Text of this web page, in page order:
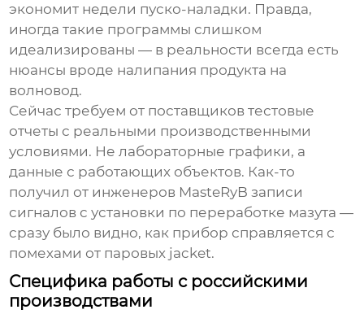
экономит недели пуско-наладки. Правда,
иногда такие программы слишком
идеализированы — в реальности всегда есть
нюансы вроде налипания продукта на
волновод.
Сейчас требуем от поставщиков тестовые
отчеты с реальными производственными
условиями. Не лабораторные графики, а
данные с работающих объектов. Как-то
получил от инженеров MasteRyB записи
сигналов с установки по переработке мазута —
сразу было видно, как прибор справляется с
помехами от паровых jacket.
Специфика работы с российскими
производствами